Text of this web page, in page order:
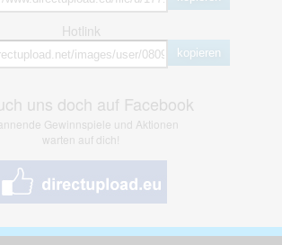
Hotlink
kopieren
uns doch auf Facebook
Gewinnspiele und Aktionen
warten auf dich!